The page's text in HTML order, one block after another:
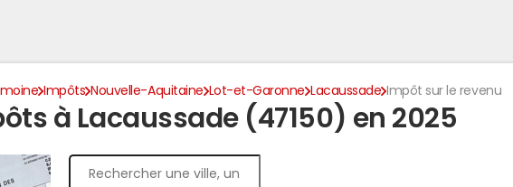
Impôts Nouvelle-Aquitaine Lot-et-Garonne Lacaussade Impôt sur le revenu
à Lacaussade (47150) en 2025